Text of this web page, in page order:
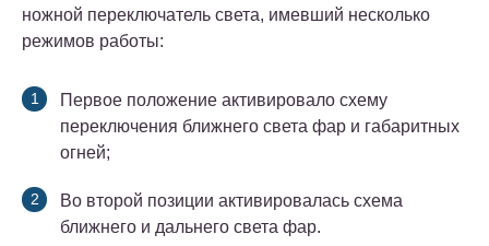
ножной переключатель света, имевший несколько
режимов работы:
Первое положение активировало схему
переключения ближнего света фар и габаритных
огней;
Во второй позиции активировалась схема
ближнего и дальнего света фар.